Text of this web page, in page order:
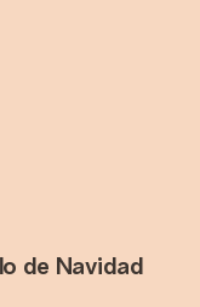
de Navidad